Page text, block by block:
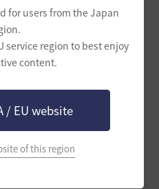
for users from the Japan
service region to best enjoy
content.
/ EU website
of this region
り狂う女
Shmurda」立ち上げメンバー募
クセサリーの使い道
て丁寧に見る」は本気か、恒例の